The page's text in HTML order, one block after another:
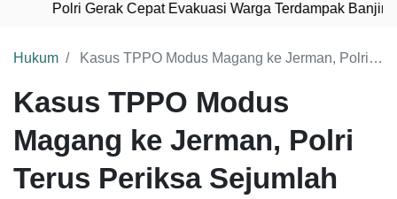
Polri Gerak Cepat Evakuasi Warga Terdampak Banjir
Hukum Kasus TPPO Modus Magang ke Jerman, Polri Terus Periksa Sejumlah Saksi
Kasus TPPO Modus
Magang ke Jerman, Polri
Terus Periksa Sejumlah